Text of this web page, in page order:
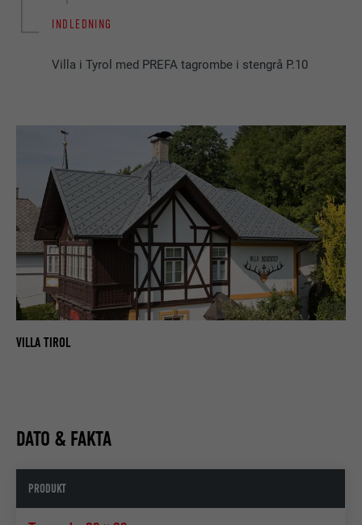
INDLEDNING
Villa i Tyrol med PREFA tagrombe i stengrå P.10
VILLA TIROL
DATO & FAKTA
PRODUKT